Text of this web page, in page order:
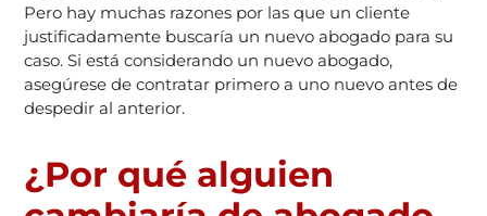
Pero hay muchas razones por las que un cliente
justificadamente buscaría un nuevo abogado para su
caso. Si está considerando un nuevo abogado,
asegúrese de contratar primero a uno nuevo antes de
despedir al anterior.
¿Por qué alguien